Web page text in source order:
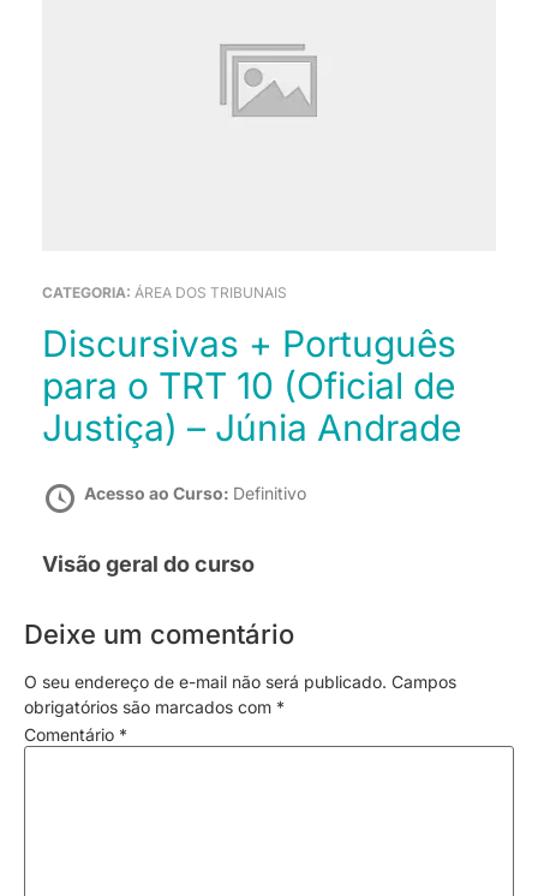
CATEGORIA: ÁREA DOS TRIBUNAIS
Discursivas + Português
para o TRT 10 (Oficial de
Justiça) – Júnia Andrade
Acesso ao Curso: Definitivo
Visão geral do curso
Deixe um comentário
O seu endereço de e-mail não será publicado. Campos
obrigatórios são marcados com *
Comentário *